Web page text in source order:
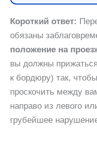
Короткий ответ:
обязаны
положение на
вы должны
к бордюру) так,
проскочить между
направо из левого
грубейшее